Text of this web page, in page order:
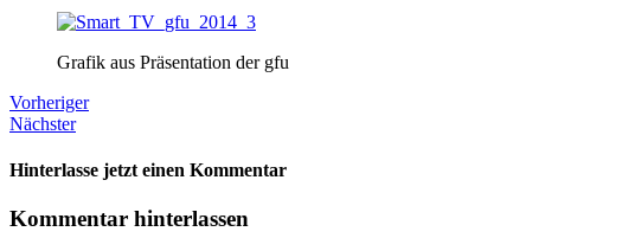
Grafik aus Präsentation der gfu
Vorheriger
Nächster
Hinterlasse jetzt einen Kommentar
Kommentar hinterlassen